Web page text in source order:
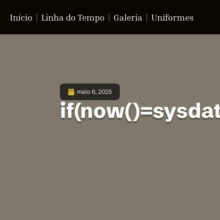
Início Linha do Tempo Galeria Uniformes
maio 6, 2025